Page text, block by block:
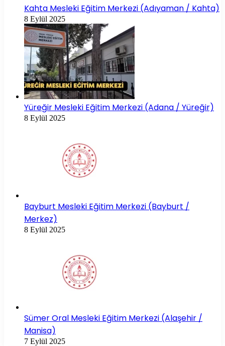
Kahta Mesleki Eğitim Merkezi (Adıyaman / Kahta)
8 Eylül 2025
Yüreğir Mesleki Eğitim Merkezi (Adana / Yüreğir)
8 Eylül 2025
Bayburt Mesleki Eğitim Merkezi (Bayburt /
Merkez)
8 Eylül 2025
Sümer Oral Mesleki Eğitim Merkezi (Alaşehir /
Manisa)
7 Eylül 2025